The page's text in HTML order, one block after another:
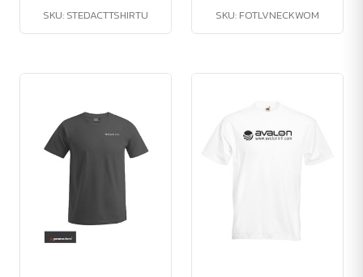
SKU: STEDACTTSHIRTU SKU: FOTLVNECKWOM